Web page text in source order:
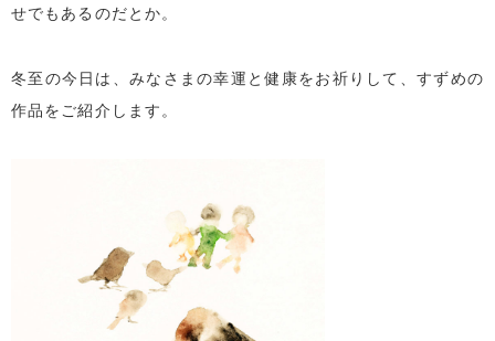
せでもあるのだとか。
冬至の今日は、みなさまの幸運と健康をお祈りして、すずめの
作品をご紹介します。